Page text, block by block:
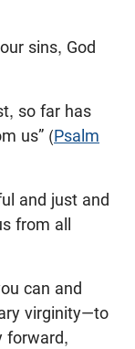
sins, God
so far has
us” (Psalm
and just and
from all
can and
virginity—to
forward,